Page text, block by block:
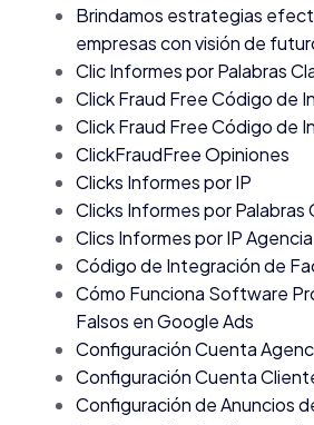
Brindamos estrategias
empresas con visión de
Clic Informes por Palabras
Click Fraud Free Código de
Click Fraud Free Código de
ClickFraudFree Opiniones
Clicks Informes por IP
Clicks Informes por Palabras
Clics Informes por IP Agencia
Código de Integración de
Cómo Funciona Software
Falsos en Google Ads
Configuración Cuenta
Configuración Cuenta
Configuración de Anuncios